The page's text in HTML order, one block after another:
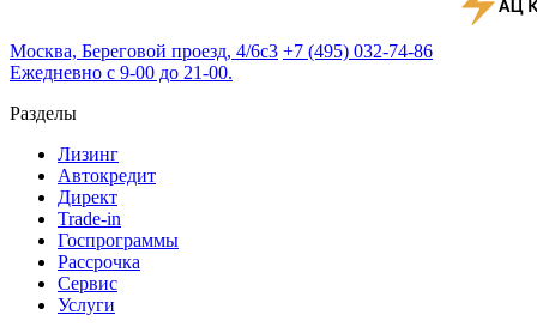
Москва, Береговой проезд, 4/6с3 +7 (495) 032-74-86
Ежедневно с 9-00 до 21-00.
Разделы
Лизинг
Автокредит
Директ
Trade-in
Госпрограммы
Рассрочка
Сервис
Услуги